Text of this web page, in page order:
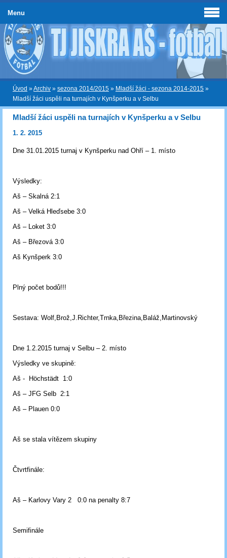
Úvod »Archiv » sezona 2014/2015 » Mladší žáci - sezona 2014-2015 »
Mladší žáci uspěli na turnajích v Kynšperku a v Selbu
Mladší žáci uspěli na turnajích v Kynšperku a v Selbu
1. 2. 2015
Dne 31.01.2015 turnaj v Kynšperku nad Ohří – 1. místo
Výsledky:
Aš – Skalná 2:1
Aš – Velká Hleďsebe 3:0
Aš – Loket 3:0
Aš – Březová 3:0
Aš Kynšperk 3:0
Plný počet bodů!!!
Sestava: Wolf,Brož,J.Richter,Trnka,Březina,Baláž,Martinovský
Dne 1.2.2015 turnaj v Selbu – 2. místo
Výsledky ve skupině:
Aš - Höchstädt 1:0
Aš – JFG Selb 2:1
Aš – Plauen 0:0
Aš se stala vítězem skupiny
Čtvrtfinále:
Aš – Karlovy Vary 2 0:0 na penalty 8:7
Semifinále
Menu